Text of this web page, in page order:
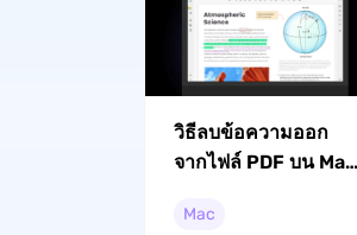
วิธีลบข้อความออก
จากไฟล์ PDF บน Mac
ฉบับเต็ม)
Mac